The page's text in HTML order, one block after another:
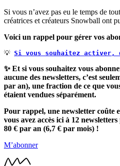
Si vous n’avez pas eu le temps de
créatrices et créateurs Snowball ont
Voici un rappel pour gérer vos
💡 Si vous souhaitez
✨ Et si vous souhaitez vous
aucune des newsletters, c’est
par an), une fraction de ce que
étaient vendues séparément.
Pour rappel, une newsletter coûte
vous avez accès ici à 12
80 € par an (6,7 € par mois) !
M’abonner